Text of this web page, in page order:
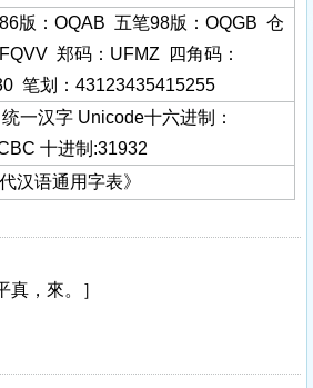
版：OQAB 五笔98版：OQGB 仓
郑码：UFMZ 四角码：
笔划：43123435415255
一汉字 Unicode十六进制：
十进制:31932
代汉语通用字表》
真，來。］